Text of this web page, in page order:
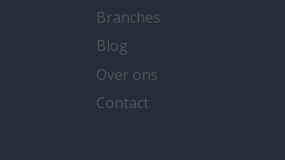
Branches
Blog
Over ons
Contact